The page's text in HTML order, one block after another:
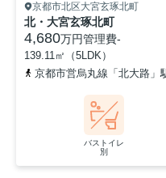
京都市北区大宮玄琢北町
北・大宮玄琢北町
4,680万円管理費-
139.11㎡（5LDK）
京都市営烏丸線「北大路」
バストイレ
別